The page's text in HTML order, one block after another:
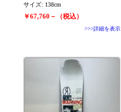
サイズ: 138cm
￥67,760－（税込）
>>>詳細を表示